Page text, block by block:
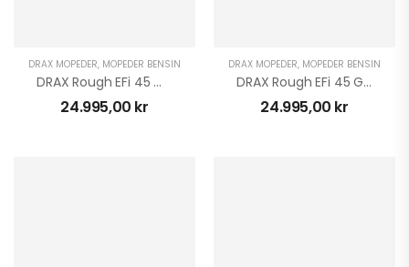
SUPERKAMPANJ PÅ
CFMOTO & GOES
ATV
DRAX MOPEDER, MOPEDER BENSIN
DRAX Rough EFi 45 Mattsvart
24.995,00 kr
DRAX MOPEDER, MOPEDER BENSIN
DRAX Rough EFi 45 Grå
24.995,00 kr